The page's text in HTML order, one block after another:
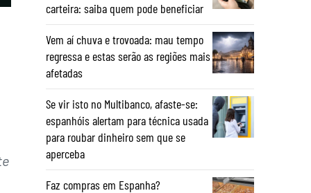
carteira: saiba quem pode beneficiar
Vem aí chuva e trovoada: mau tempo
regressa e estas serão as regiões mais
afetadas
Se vir isto no Multibanco, afaste-se:
espanhóis alertam para técnica usada
para roubar dinheiro sem que se
aperceba
Faz compras em Espanha?